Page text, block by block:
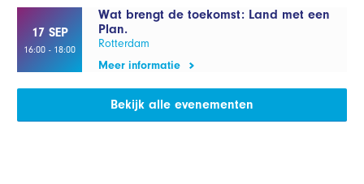
17 SEP
16:00 - 18:00
Wat brengt de toekomst: Land met een
Plan.
Rotterdam
Meer informatie
Bekijk alle evenementen